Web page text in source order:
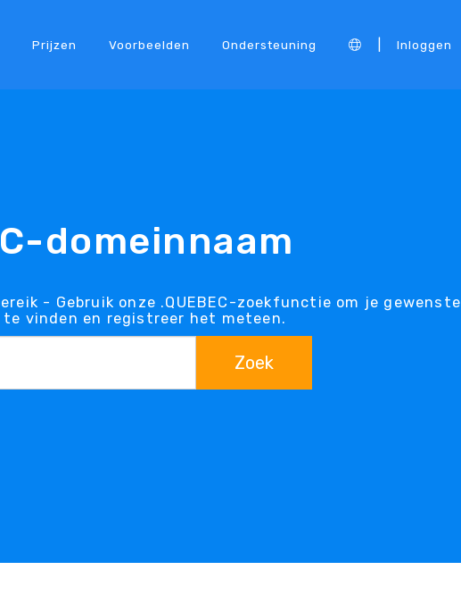
Prijzen Voorbeelden Ondersteuning Inloggen
domeinnaam
- Gebruik onze .QUEBEC-zoekfunctie om je gewenste
te vinden en registreer het meteen.
Zoek